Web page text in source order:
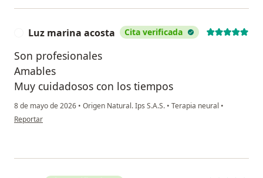
Luz marina acosta Cita verificada
Son profesionales
Amables
Muy cuidadosos con los tiempos
8 de mayo de 2026 • Origen Natural. Ips S.A.S. • Terapia neural •
en opinión del usuario Luz marina acosta
Reportar